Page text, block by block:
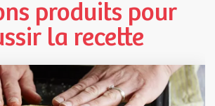
produits pour
la recette